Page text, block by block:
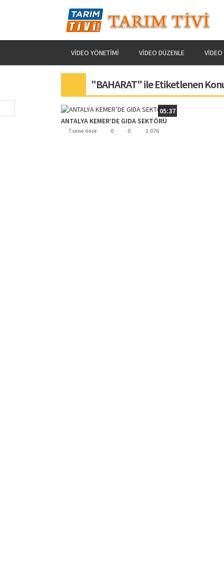
VIDEO YÖNETIMI VIDEO DÜZENLE VIDEO
"BAHARAT" ile Etiketlenen
05:37
ANTALYA KEMER’DE GIDA SEKTÖRÜ
7 sene önce 0 0 1.076